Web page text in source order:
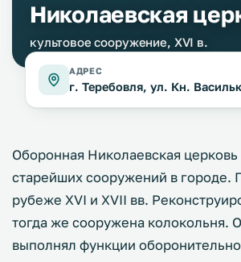
Николаевская
культовое сооружение, XVI в.
АДРЕС
г. Теребовля, ул. Кн.
Оборонная Николаевская церковь
старейших сооружений в городе.
рубеже XVI и XVII вв.
тогда же сооружена колокольня.
выполнял функции